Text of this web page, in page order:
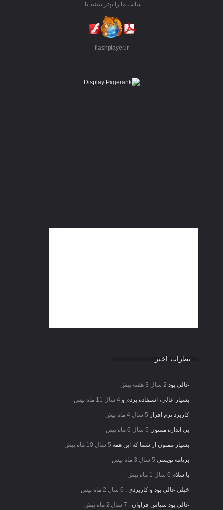
سایت ما را بهتر ببینید با :
flashplayer.ir
نظرات اخیر
عالی بود 2 سال 3 هفته پیش
بسیار عالی، استفاده بردم و 4 سال 11 ماه پیش
کاربرد نرم افزار 5 سال 4 ماه پیش
بی اندازه ممنون 5 سال 6 ماه پیش
بسیار ممنون از شما که این همه 5 سال 10 ماه پیش
برنامه نویسی 5 سال 3 ماه پیش
با سلام 6 سال 1 ماه پیش
خیلی عالی بود و کاربردی . 6 سال 2 ماه پیش
عالی بود سپاس فراوان 7 سال 2 ماه پیش